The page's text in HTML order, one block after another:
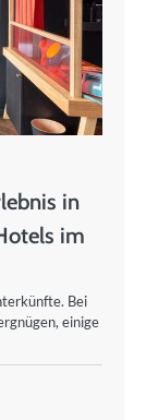
in
im
Bei
einige